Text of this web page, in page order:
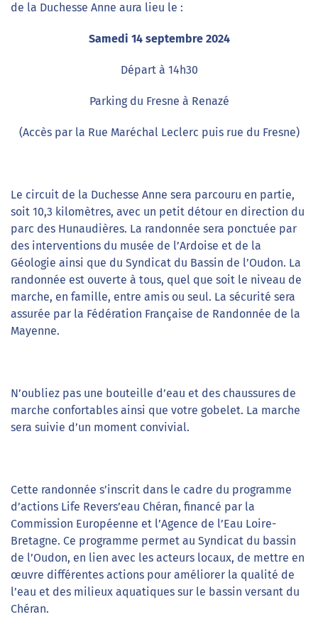
de la Duchesse Anne aura lieu le :
Samedi 14 septembre 2024
Départ à 14h30
Parking du Fresne à Renazé
(Accès par la Rue Maréchal Leclerc puis rue du Fresne)
Le circuit de la Duchesse Anne sera parcouru en partie,
soit 10,3 kilomètres, avec un petit détour en direction du
parc des Hunaudières. La randonnée sera ponctuée par
des interventions du musée de l’Ardoise et de la
Géologie ainsi que du Syndicat du Bassin de l’Oudon. La
randonnée est ouverte à tous, quel que soit le niveau de
marche, en famille, entre amis ou seul. La sécurité sera
assurée par la Fédération Française de Randonnée de la
Mayenne.
N’oubliez pas une bouteille d’eau et des chaussures de
marche confortables ainsi que votre gobelet. La marche
sera suivie d’un moment convivial.
Cette randonnée s’inscrit dans le cadre du programme
d’actions Life Revers’eau Chéran, financé par la
Commission Européenne et l’Agence de l’Eau Loire-
Bretagne. Ce programme permet au Syndicat du bassin
de l’Oudon, en lien avec les acteurs locaux, de mettre en
œuvre différentes actions pour améliorer la qualité de
l’eau et des milieux aquatiques sur le bassin versant du
Chéran.